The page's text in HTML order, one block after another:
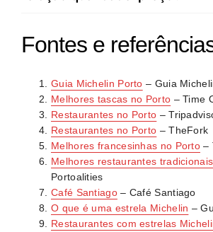
alimentares, e a cozinha ao fogo com
autor continua a expandir-se com
seus menus. Espaços recentes como
incorporam técnicas modernas com
tascas tradicionais começam a
mediante pedido.
concentração de restaurantes
A Ribeira tem preços inflacionados
A Foz e Boavista albergam propostas
para ocasiões especiais, mas com
Fontes e
Guia Michelin Porto – Guia
Melhores tascas no Porto – Time
Restaurantes no Porto –
Restaurantes no Porto – TheFork
Melhores francesinhas no Porto –
Melhores restaurantes
Portoalities
Café Santiago– Café Santiago
O que é uma estrela Michelin –
Restaurantes com estrelas